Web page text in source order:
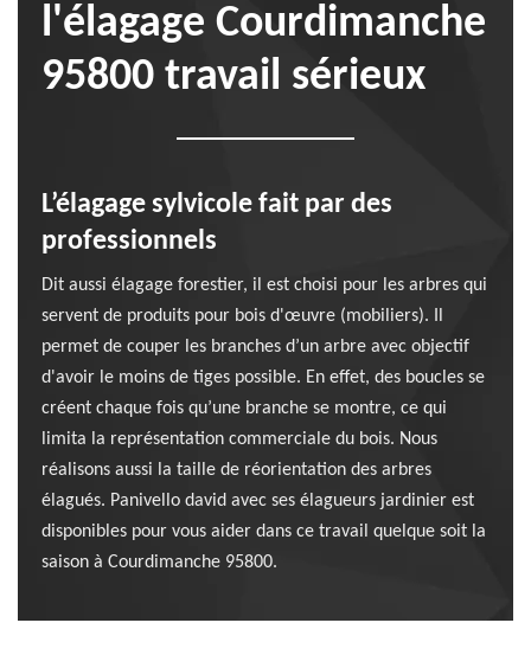
l'élagage Courdimanche
95800 travail sérieux
L’élagage sylvicole fait par des
professionnels
Dit aussi élagage forestier, il est choisi pour les arbres qui
servent de produits pour bois d'œuvre (mobiliers). Il
permet de couper les branches d’un arbre avec objectif
d'avoir le moins de tiges possible. En effet, des boucles se
créent chaque fois qu’une branche se montre, ce qui
limita la représentation commerciale du bois. Nous
réalisons aussi la taille de réorientation des arbres
élagués. Panivello david avec ses élagueurs jardinier est
disponibles pour vous aider dans ce travail quelque soit la
saison à Courdimanche 95800.